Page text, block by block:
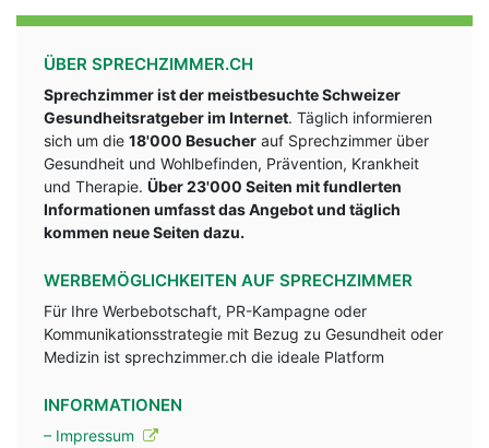
ÜBER SPRECHZIMMER.CH
Sprechzimmer ist der meistbesuchte Schweizer
Gesundheitsratgeber im Internet. Täglich informieren
sich um die 18'000 Besucher auf Sprechzimmer über
Gesundheit und Wohlbefinden, Prävention, Krankheit
und Therapie. Über 23'000 Seiten mit fundlerten
Informationen umfasst das Angebot und täglich
kommen neue Seiten dazu.
WERBEMÖGLICHKEITEN AUF SPRECHZIMMER
Für Ihre Werbebotschaft, PR-Kampagne oder
Kommunikationsstrategie mit Bezug zu Gesundheit oder
Medizin ist sprechzimmer.ch die ideale Platform
INFORMATIONEN
– Impressum